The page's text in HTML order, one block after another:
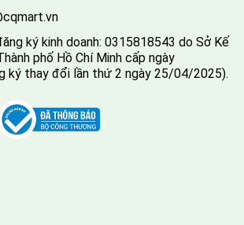
ký kinh doanh: 0315818543 do Sở Kế
phố Hồ Chí Minh cấp ngày
ký thay đổi lần thứ 2 ngày 25/04/2025).